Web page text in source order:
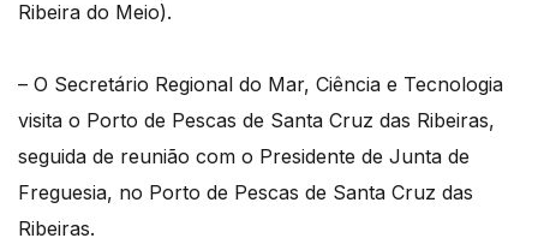
Ribeira do Meio).
– O Secretário Regional do Mar, Ciência e Tecnologia
visita o Porto de Pescas de Santa Cruz das Ribeiras,
seguida de reunião com o Presidente de Junta de
Freguesia, no Porto de Pescas de Santa Cruz das
Ribeiras.